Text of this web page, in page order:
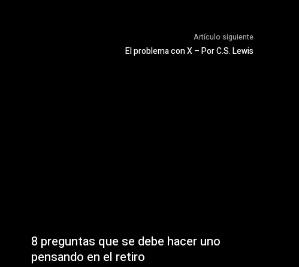
Artículo siguiente
El problema con X – Por C.S. Lewis
8 preguntas que se debe hacer uno
pensando en el retiro